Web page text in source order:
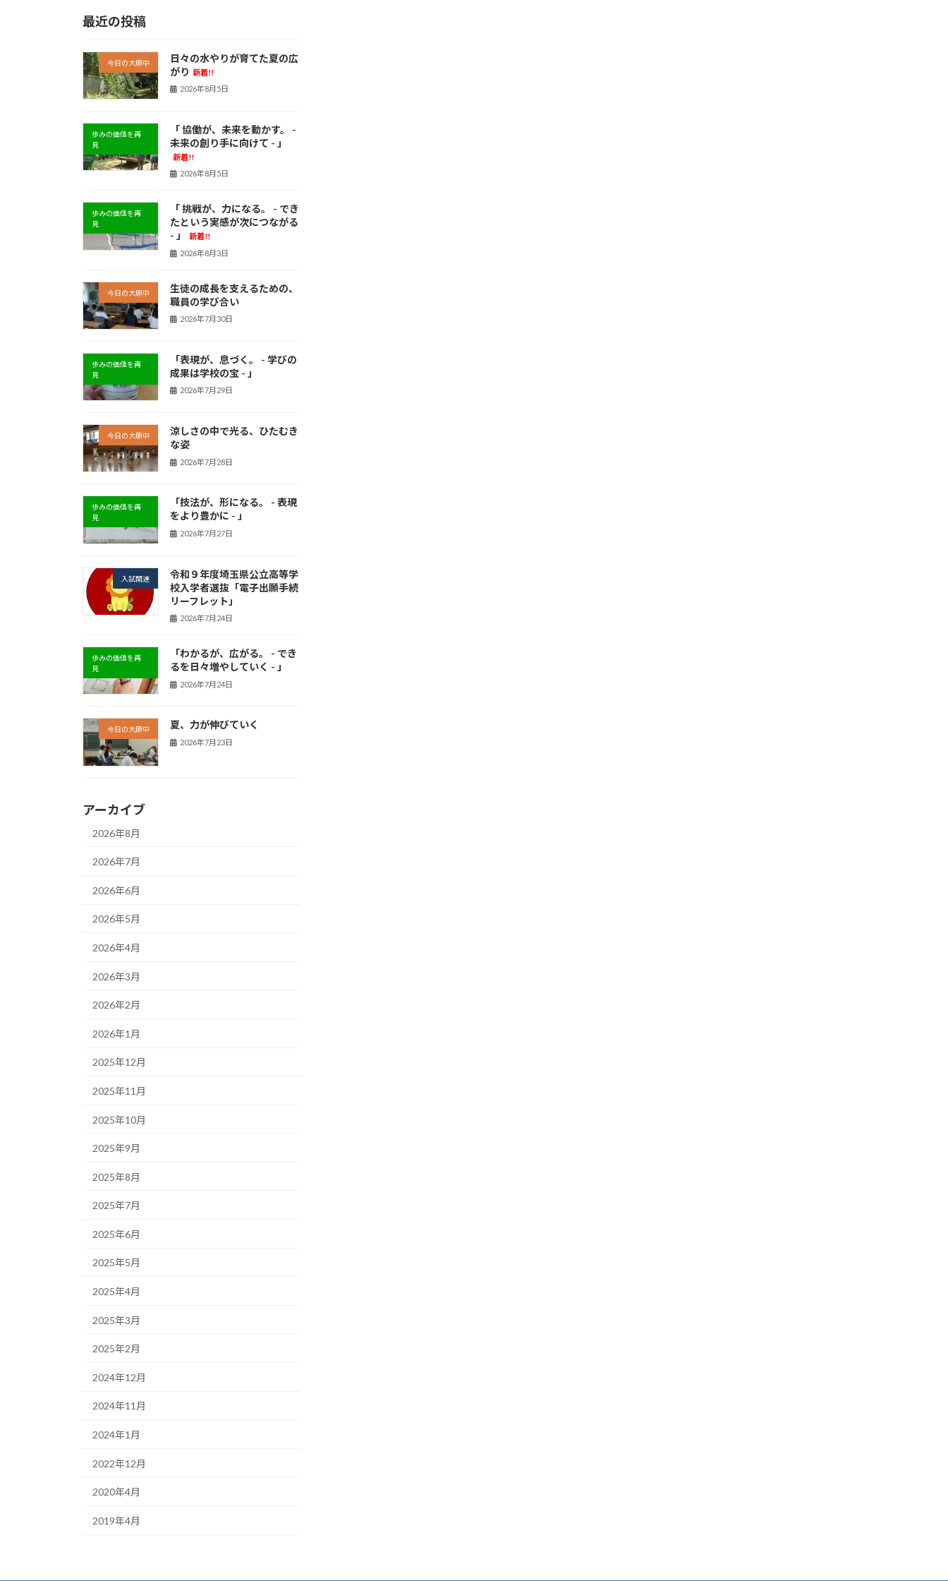
最近の投稿
今日の大原中
日々の水やりが育てた夏の広
がり 新着!!
2026年8月5日
歩みの価値を再
見
「 協働が、未来を動かす。 -
未来の創り手に向けて - 」
新着!!
2026年8月5日
歩みの価値を再
見
「 挑戦が、力になる。 - でき
たという実感が次につながる
- 」
新着!!
2026年8月3日
今日の大原中
生徒の成長を支えるための、
職員の学び合い
2026年7月30日
歩みの価値を再
見
「表現が、息づく。 - 学びの
成果は学校の宝 - 」
2026年7月29日
今日の大原中
涼しさの中で光る、ひたむき
な姿
2026年7月28日
歩みの価値を再
見
「技法が、形になる。 - 表現
をより豊かに - 」
2026年7月27日
入試関連
令和９年度埼玉県公立高等学
校入学者選抜「電子出願手続
リーフレット」
2026年7月24日
歩みの価値を再
見
「わかるが、広がる。 - でき
るを日々増やしていく - 」
2026年7月24日
今日の大原中 夏、力が伸びていく
2026年7月23日
アーカイブ
2026年8月
2026年7月
2026年6月
2026年5月
2026年4月
2026年3月
2026年2月
2026年1月
2025年12月
2025年11月
2025年10月
2025年9月
2025年8月
2025年7月
2025年6月
2025年5月
2025年4月
2025年3月
2025年2月
2024年12月
2024年11月
2024年1月
2022年12月
2020年4月
2019年4月